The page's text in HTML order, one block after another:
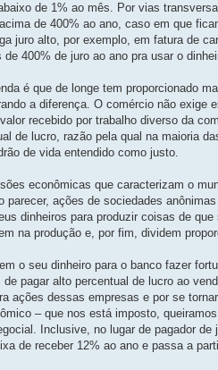
de 1% ao mês. Por vias
de 400% ao ano, caso em que
juro alto, por exemplo, em fatura de
400% de juro ao ano pra usar o
é que de longe tem proporcionado
a diferença. O comércio não
recebido por trabalho diverso da
de lucro, razão pela qual na maioria
de vida entendido como justo.
econômicas que caracterizam o
ações de sociedades
dinheiros para produzir coisas de
na produção e, por fim, dividem
o seu dinheiro para o banco fazer
pagar alto percentual de lucro ao
ações dessas empresas e por se
– que nos está imposto,
Inclusive, no lugar de pagador
de receber 12% ao ano e passa a